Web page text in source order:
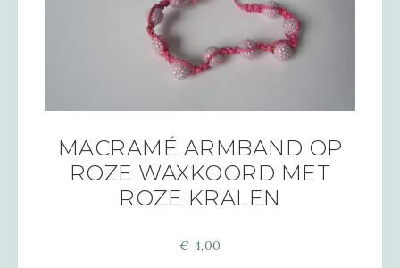
MACRAMÉ ARMBAND OP
ROZE WAXKOORD MET
ROZE KRALEN
€ 4,00